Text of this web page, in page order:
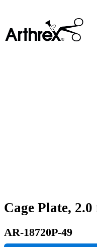
Cage Plate,
AR-18720P-49